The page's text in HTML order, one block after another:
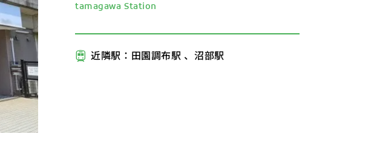
tamagawa Station
近隣駅：田園調布駅 、沼部駅